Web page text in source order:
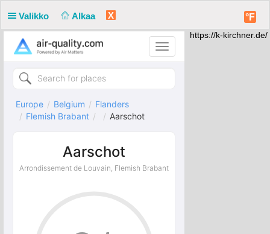
Valikko Alkaa X °F
https://k-kirchner.de/